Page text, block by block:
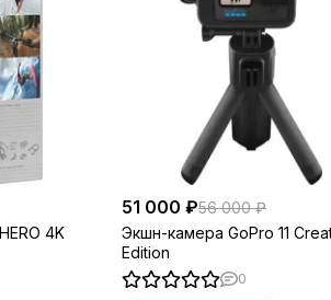
4K
51 000 ₽56 000 ₽
Экшн-камера GoPro 11
Edition
0